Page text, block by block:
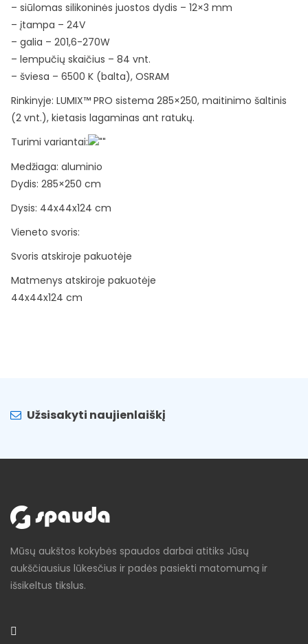
– siūlomas silikoninės juostos dydis – 12×3 mm
– įtampa – 24V
– galia – 201,6-270W
– lempučių skaičius – 84 vnt.
– šviesa – 6500 K (balta), OSRAM
Rinkinyje: LUMIX™ PRO sistema 285×250, maitinimo šaltinis
(2 vnt.), kietasis lagaminas ant ratukų.
Turimi variantai:
Medžiaga: aluminio
Dydis: 285×250 cm
Dysis: 44x44x124 cm
Vieneto svoris:
Svoris atskiroje pakuotėje
Matmenys atskiroje pakuotėje
44x44x124 cm
Užsisakyti naujienlaiškį
Mūsų aukštos kokybės spaudos darbai atitiks Jūsų
aukščiausius lūkesčius ir padės pasiekti matomumą ir
išsikeltus tikslus.